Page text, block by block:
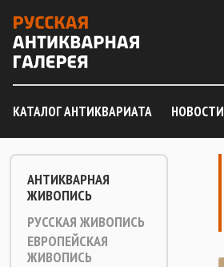
КАТАЛОГ АНТИКВАРИАТА НОВОСТИ
АНТИКВАРНАЯ
ЖИВОПИСЬ
РУССКАЯ ЖИВОПИСЬ
ЕВРОПЕЙСКАЯ
ЖИВОПИСЬ